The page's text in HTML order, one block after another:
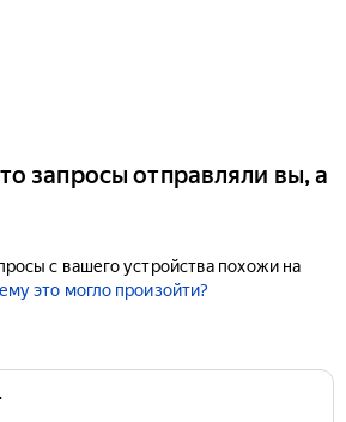
запросы отправляли вы, а
с вашего устройства похожи на
это могло произойти?